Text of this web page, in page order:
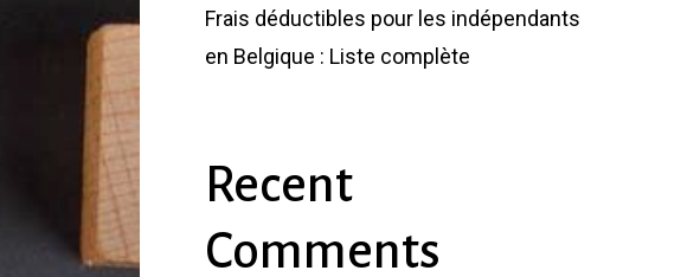
Frais déductibles pour les indépendants
en Belgique : Liste complète
Recent
Comments